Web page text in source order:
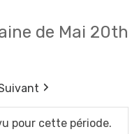
de Mai 20th
pour cette période.